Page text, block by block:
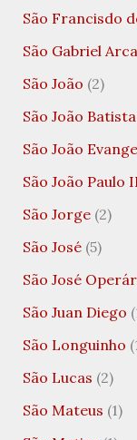
São Francisdo
São Gabriel
São João (2)
São João Batista
São João
São João Paulo
São Jorge(2)
São José(5)
São José
São Juan Diego
São Longuinho
São Lucas (2)
São Mateus (1)